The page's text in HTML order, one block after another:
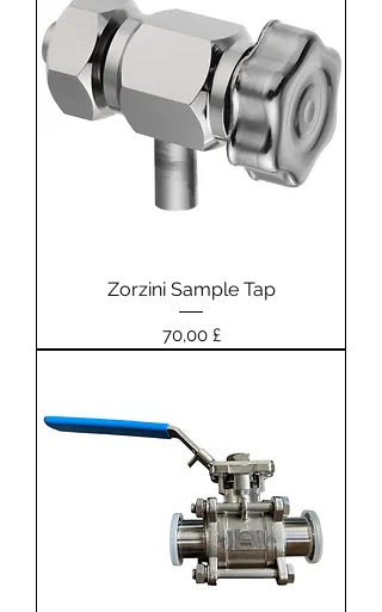
Zorzini Sample Tap
Prezzo
70,00 £